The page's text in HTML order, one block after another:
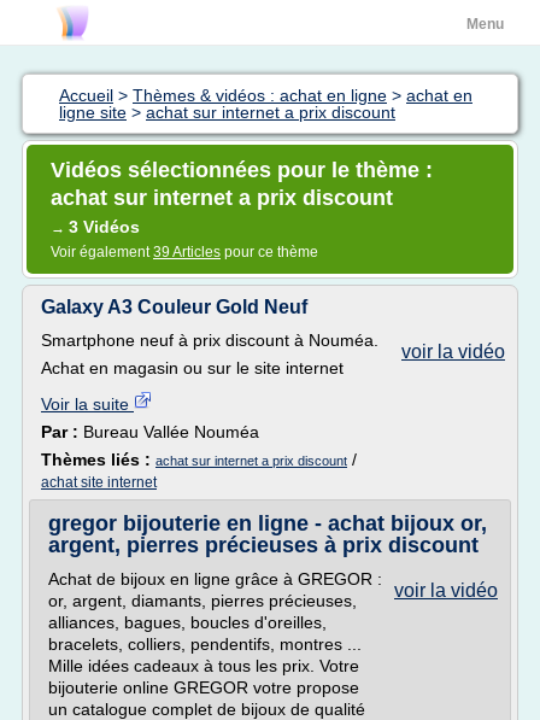
Menu
Accueil > Thèmes & vidéos : achat en ligne > achat en
ligne site > achat sur internet a prix discount
Vidéos sélectionnées pour le thème :
achat sur internet a prix discount
→ 3 Vidéos
Voir également39 Articles pour ce thème
Galaxy A3 Couleur Gold Neuf
voir la vidéo
Smartphone neuf à prix discount à Nouméa.
Achat en magasin ou sur le site internet
Voir la suite
Par : Bureau Vallée Nouméa
Thèmes liés : achat sur internet a prix discount /
achat site internet
gregor bijouterie en ligne - achat bijoux or,
argent, pierres précieuses à prix discount
voir la vidéo
Achat de bijoux en ligne grâce à GREGOR :
or, argent, diamants, pierres précieuses,
alliances, bagues, boucles d'oreilles,
bracelets, colliers, pendentifs, montres ...
Mille idées cadeaux à tous les prix. Votre
bijouterie online GREGOR votre propose
un catalogue complet de bijoux de qualité